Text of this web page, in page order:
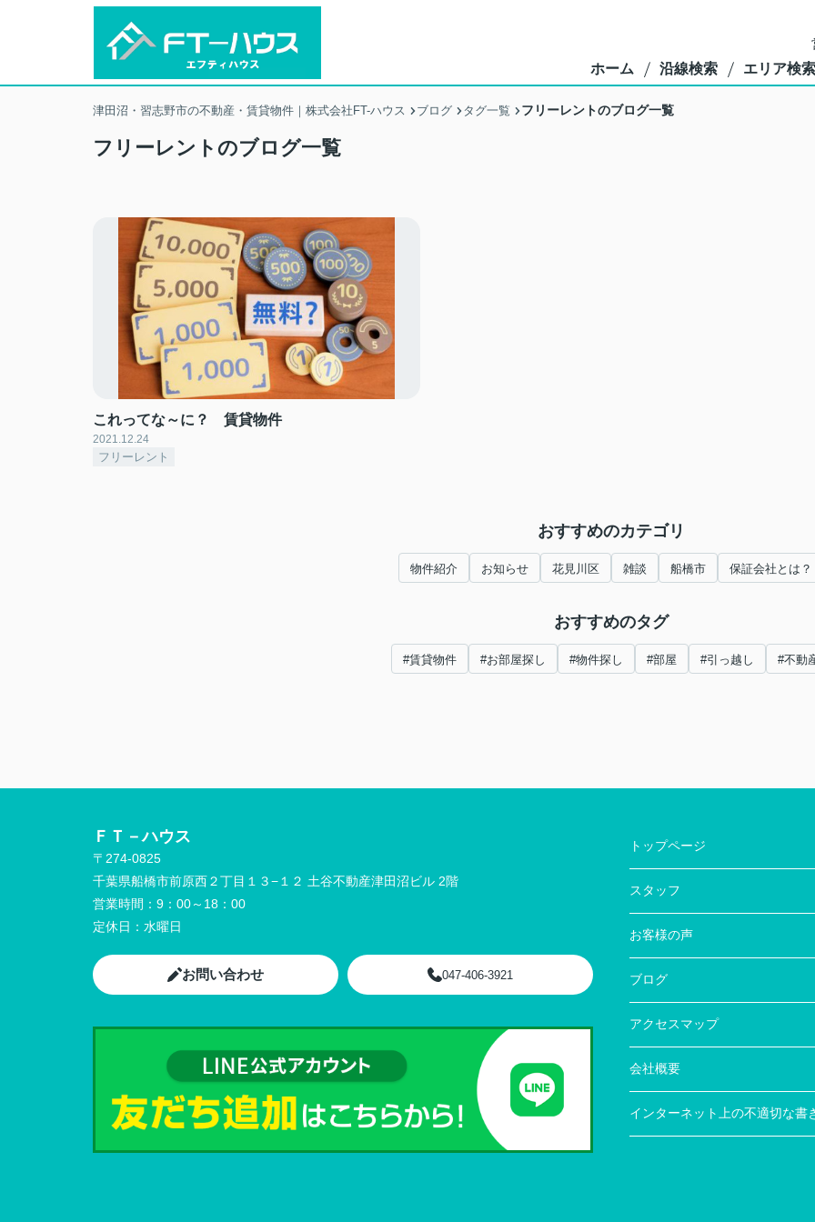
ホーム 沿線検索 エリア検索
津田沼・習志野市の不動産・賃貸物件｜株式会社FT-ハウス ブログ タグ一覧 フリーレントのブログ一覧
フリーレントのブログ一覧
これってな～に？ 賃貸物件
2021.12.24
フリーレント
おすすめのカテゴリ
物件紹介 お知らせ 花見川区 雑談 船橋市 保証会社とは？
おすすめのタグ
#賃貸物件 #お部屋探し #物件探し #部屋 #引っ越し #不動
ＦＴ－ハウス
〒274-0825
千葉県船橋市前原西２丁目１３−１２ 土谷不動産津田沼ビル 2階
営業時間： 9：00～18：00
定休日： 水曜日
お問い合わせ 047-406-3921
トップページ
スタッフ
お客様の声
ブログ
アクセスマップ
会社概要
インターネット上の不適切な書